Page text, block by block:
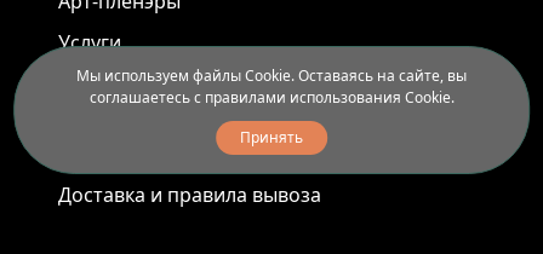
Услуги
Доставка и правила вывоза
Мы используем файлы Cookie. Оставаясь на сайте, вы
соглашаетесь с правилами использования Cookie.
Принять